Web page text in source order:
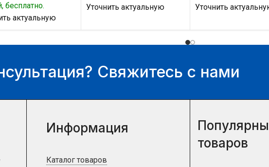
бесплатно.
актуальную
наличие товара Вы
Уточнить актуальную
можете у нашего
менеджера.
Уточнить
можете у нашего
менеджера.
Свяжитесь с нами
Информация
Каталог товаров
товаров